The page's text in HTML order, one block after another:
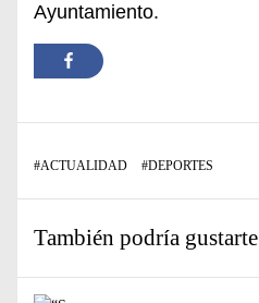
Ayuntamiento.
#ACTUALIDAD #DEPORTES
También podría gustarte